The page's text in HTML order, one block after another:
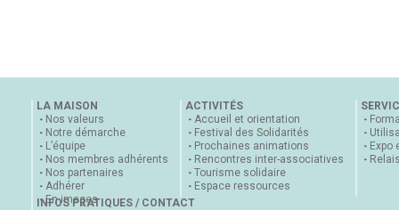
LA MAISON
Nos valeurs
Notre démarche
L’équipe
Nos membres adhérents
Nos partenaires
Adhérer
En images
ACTIVITÉS
Accueil et orientation
Festival des Solidarités
Prochaines animations
Rencontres inter-associatives
Tourisme solidaire
Espace ressources
Expo
INFOS PRATIQUES / CONTACT